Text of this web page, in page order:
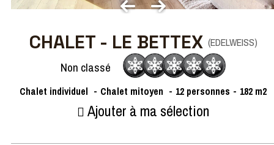
CHALET - LE BETTEX (EDELWEISS)
Non classé
Chalet individuel Chalet mitoyen 12 personnes 182 m2
Ajouter à ma sélection